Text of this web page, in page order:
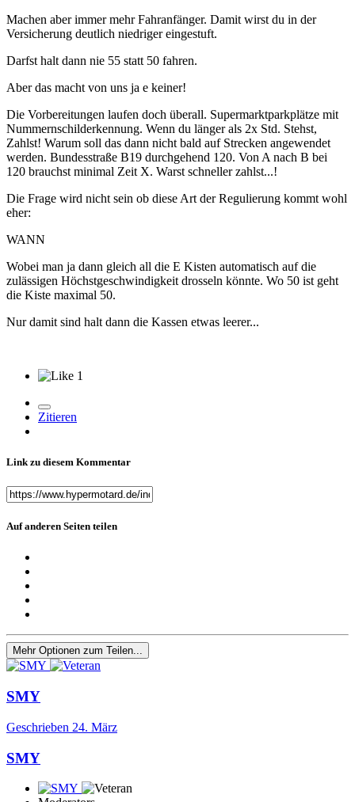
Machen aber immer mehr Fahranfänger. Damit wirst du in der
Versicherung deutlich niedriger eingestuft.
Darfst halt dann nie 55 statt 50 fahren.
Aber das macht von uns ja e keiner!
Die Vorbereitungen laufen doch überall. Supermarktparkplätze mit
Nummernschilderkennung. Wenn du länger als 2x Std. Stehst,
Zahlst! Warum soll das dann nicht bald auf Strecken angewendet
werden. Bundesstraße B19 durchgehend 120. Von A nach B bei
120 brauchst minimal Zeit X. Warst schneller zahlst...!
Die Frage wird nicht sein ob diese Art der Regulierung kommt wohl
eher:
WANN
Wobei man ja dann gleich all die E Kisten automatisch auf die
zulässigen Höchstgeschwindigkeit drosseln könnte. Wo 50 ist geht
die Kiste maximal 50.
Nur damit sind halt dann die Kassen etwas leerer...
1
Zitieren
Link zu diesem Kommentar
Auf anderen Seiten teilen
Mehr Optionen zum Teilen...
SMY
Geschrieben 24. März
SMY